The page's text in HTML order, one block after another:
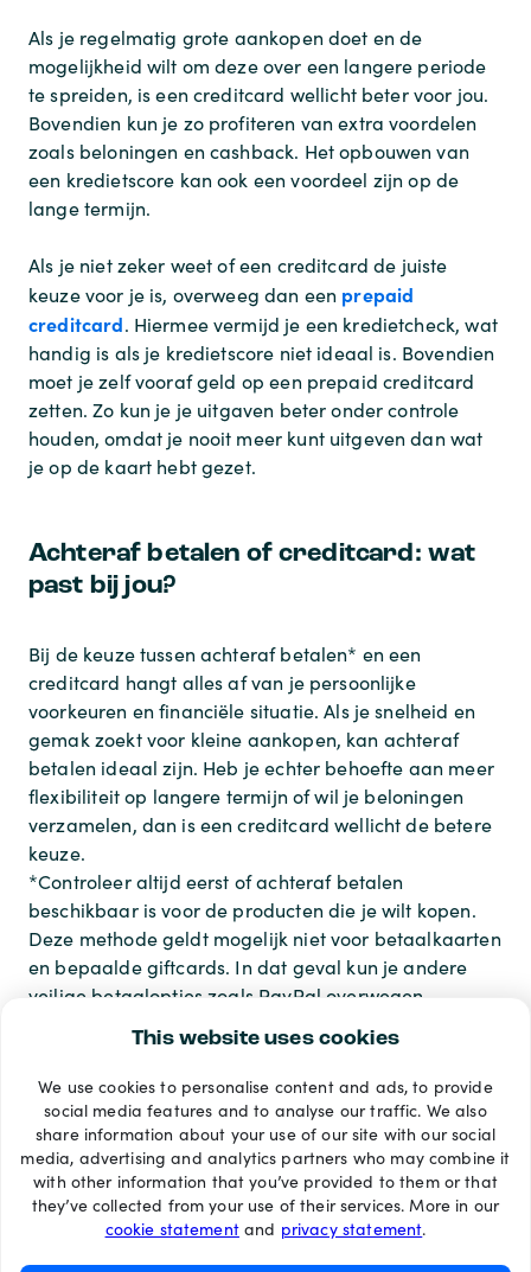
This website uses cookies
We use cookies to personalise content and ads, to provide
social media features and to analyse our traffic. We also
share information about your use of our site with our social
media, advertising and analytics partners who may combine it
with other information that you’ve provided to them or that
they’ve collected from your use of their services. More in our
cookie statementand privacy statement.
Als je regelmatig grote aankopen doet en de
mogelijkheid wilt om deze over een langere periode
te spreiden, is een creditcard wellicht beter voor jou.
Bovendien kun je zo profiteren van extra voordelen
zoals beloningen en cashback. Het opbouwen van
een kredietscore kan ook een voordeel zijn op de
lange termijn.
Als je niet zeker weet of een creditcard de juiste
keuze voor je is, overweeg dan een prepaid
creditcard. Hiermee vermijd je een kredietcheck, wat
handig is als je kredietscore niet ideaal is. Bovendien
moet je zelf vooraf geld op een prepaid creditcard
zetten. Zo kun je je uitgaven beter onder controle
houden, omdat je nooit meer kunt uitgeven dan wat
je op de kaart hebt gezet.
Achteraf betalen of creditcard: wat
past bij jou?
Bij de keuze tussen achteraf betalen* en een
creditcard hangt alles af van je persoonlijke
voorkeuren en financiële situatie. Als je snelheid en
gemak zoekt voor kleine aankopen, kan achteraf
betalen ideaal zijn. Heb je echter behoefte aan meer
flexibiliteit op langere termijn of wil je beloningen
verzamelen, dan is een creditcard wellicht de betere
keuze.
*Controleer altijd eerst of achteraf betalen
beschikbaar is voor de producten die je wilt kopen.
Deze methode geldt mogelijk niet voor betaalkaarten
en bepaalde giftcards. In dat geval kun je andere
veilige betaalopties zoals PayPal overwegen.
Betaalmethoden